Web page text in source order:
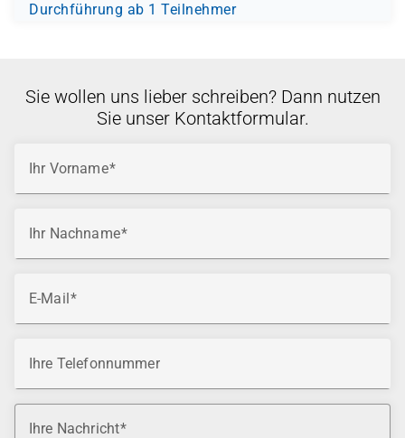
Durchführung ab 1 Teilnehmer
Sie wollen uns lieber schreiben? Dann nutzen
Sie unser Kontaktformular.
Ihr Vorname
Ihr Nachname
E-Mail
Ihre Telefonnummer
Ihre Nachricht